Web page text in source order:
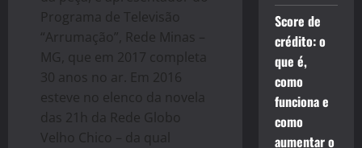
Programa de Televisão
“Arrumação”, Rede Minas –
MG, que em 2017 completa
30 anos no ar. Em 2016
esteve no elenco da novela
das 21h da Rede Globo
Velho Chico – da qual
Score de
crédito: o
que é,
como
funciona e
como
aumentar o